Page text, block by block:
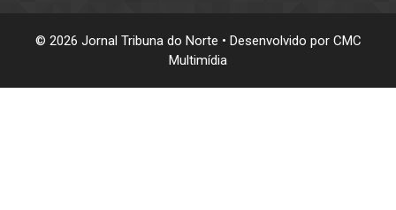
© 2026 Jornal Tribuna do Norte • Desenvolvido por CMC
Multimídia